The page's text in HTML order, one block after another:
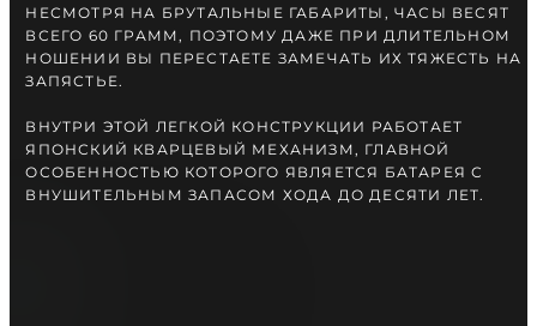
НЕСМОТРЯ НА БРУТАЛЬНЫЕ ГАБАРИТЫ, ЧАСЫ ВЕСЯТ
ВСЕГО 60 ГРАММ, ПОЭТОМУ ДАЖЕ ПРИ ДЛИТЕЛЬНОМ
НОШЕНИИ ВЫ ПЕРЕСТАЕТЕ ЗАМЕЧАТЬ ИХ ТЯЖЕСТЬ НА
ЗАПЯСТЬЕ.
ВНУТРИ ЭТОЙ ЛЕГКОЙ КОНСТРУКЦИИ РАБОТАЕТ
ЯПОНСКИЙ КВАРЦЕВЫЙ МЕХАНИЗМ, ГЛАВНОЙ
ОСОБЕННОСТЬЮ КОТОРОГО ЯВЛЯЕТСЯ БАТАРЕЯ С
ВНУШИТЕЛЬНЫМ ЗАПАСОМ ХОДА ДО ДЕСЯТИ ЛЕТ.